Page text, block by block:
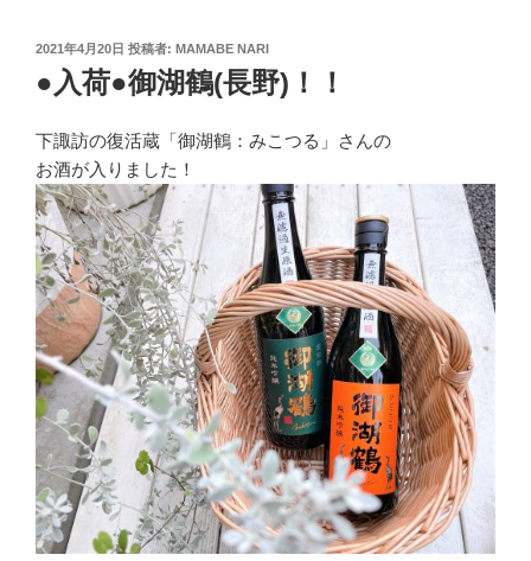
投
日:
2021年4月20日 投稿者: MAMABE NARI
●入荷●御湖鶴(長野)！！
下諏訪の復活蔵「御湖鶴：みこつる」さんの
お酒が入りました！